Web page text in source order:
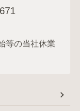
等の当社休業